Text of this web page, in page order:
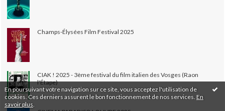
En poursuivant votre navigation sur ce site, vous acceptez l'utilisation de
cookies. Ces derniers assurent le bon fonctionnement de nos services. En
savoir plus
Champs-Élysées Film Festival 2025
CIAK ! 2025 - 3ème festival du film italien des Vosges (Raon
l'Étape)